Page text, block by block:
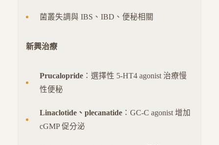
菌叢失調與 IBS、IBD、便秘相關
新興治療
Prucalopride ：選擇性 5-HT4 agonist 治療慢
性便秘
Linaclotide、plecanatide ：GC-C agonist 增加
cGMP 促分泌